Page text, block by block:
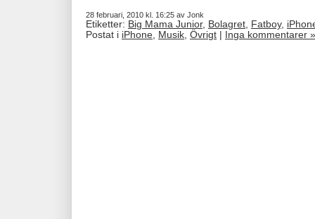
28 februari, 2010 kl. 16:25 av Jonk
Etiketter: Big Mama Junior, Bolagret, Fatboy,
Postat i iPhone, Musik, Övrigt Inga kommentarer »